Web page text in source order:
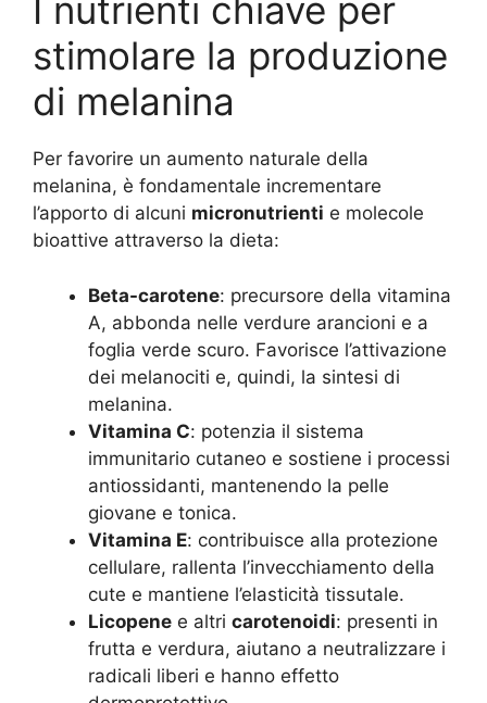
I nutrienti chiave per
stimolare la produzione
di melanina
Per favorire un aumento naturale della
melanina, è fondamentale incrementare
l’apporto di alcuni micronutrienti e molecole
bioattive attraverso la dieta:
Beta-carotene: precursore della vitamina
A, abbonda nelle verdure arancioni e a
foglia verde scuro. Favorisce l’attivazione
dei melanociti e, quindi, la sintesi di
melanina.
Vitamina C: potenzia il sistema
immunitario cutaneo e sostiene i processi
antiossidanti, mantenendo la pelle
giovane e tonica.
Vitamina E: contribuisce alla protezione
cellulare, rallenta l’invecchiamento della
cute e mantiene l’elasticità tissutale.
Licopene e altri carotenoidi: presenti in
frutta e verdura, aiutano a neutralizzare i
radicali liberi e hanno effetto